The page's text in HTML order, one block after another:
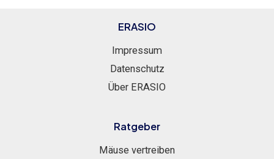
ERASIO
Impressum
Datenschutz
Über ERASIO
Ratgeber
Mäuse vertreiben